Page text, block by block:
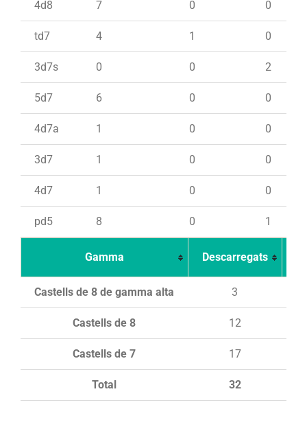
4d8 7 0 0
td7 4 1 0
3d7s 0 0 2
5d7 6 0 0
4d7a 1 0 0
3d7 1 0 0
4d7 1 0 0
pd5 8 0 1
Gamma Descarregats
Total 32
Castells de 8 de gamma alta 3
Castells de 8 12
Castells de 7 17